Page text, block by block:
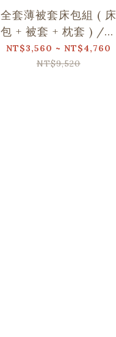
全套薄被套床包組 ( 床
包 + 被套 + 枕套 ) /翔
仔居家聯名/玩伴日常
NT$3,560 ~ NT$4,760
NT$9,520